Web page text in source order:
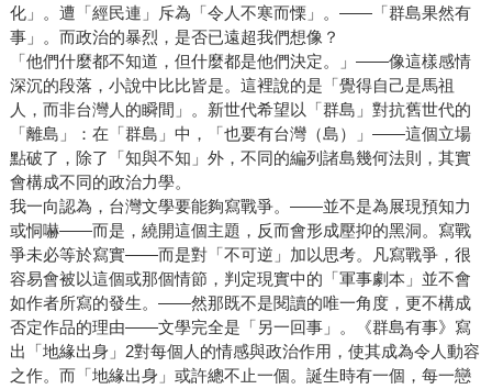
化」。遭「經民連」斥為「令人不寒而慄」。——「群島果然有
事」。而政治的暴烈，是否已遠超我們想像？
「他們什麼都不知道，但什麼都是他們決定。」——像這樣感情
深沉的段落，小說中比比皆是。這裡說的是「覺得自己是馬祖
人，而非台灣人的瞬間」。新世代希望以「群島」對抗舊世代的
「離島」：在「群島」中，「也要有台灣（島）」——這個立場
點破了，除了「知與不知」外，不同的編列諸島幾何法則，其實
會構成不同的政治力學。
我一向認為，台灣文學要能夠寫戰爭。——並不是為展現預知力
或恫嚇——而是，繞開這個主題，反而會形成壓抑的黑洞。寫戰
爭未必等於寫實——而是對「不可逆」加以思考。凡寫戰爭，很
容易會被以這個或那個情節，判定現實中的「軍事劇本」並不會
如作者所寫的發生。——然那既不是閱讀的唯一角度，更不構成
否定作品的理由——文學完全是「另一回事」。《群島有事》寫
出「地緣出身」2對每個人的情感與政治作用，使其成為令人動容
之作。而「地緣出身」或許總不止一個。誕生時有一個，每一戀